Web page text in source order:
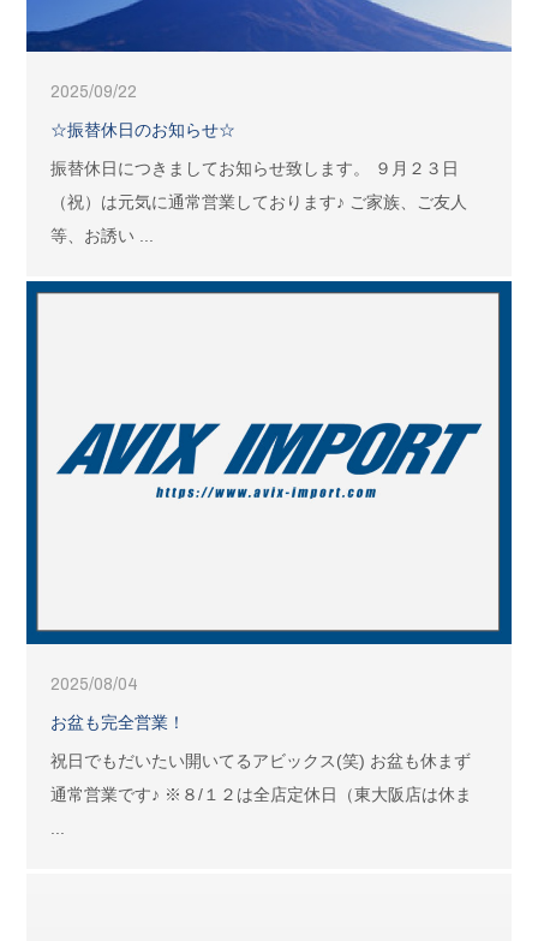
2025/09/22
☆振替休日のお知らせ☆
振替休日につきましてお知らせ致します。 ９月２３日
（祝）は元気に通常営業しております♪ ご家族、ご友人
等、お誘い ...
2025/08/04
お盆も完全営業！
祝日でもだいたい開いてるアビックス(笑) お盆も休まず
通常営業です♪ ※８/１２は全店定休日（東大阪店は休ま